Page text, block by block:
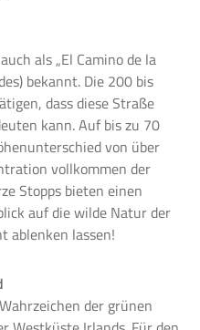
als „El Camino de la
bekannt. Die 200 bis
dass diese Straße
kann. Auf bis zu 70
von über
vollkommen der
Stopps bieten einen
auf die wilde Natur der
ablenken lassen!
der grünen